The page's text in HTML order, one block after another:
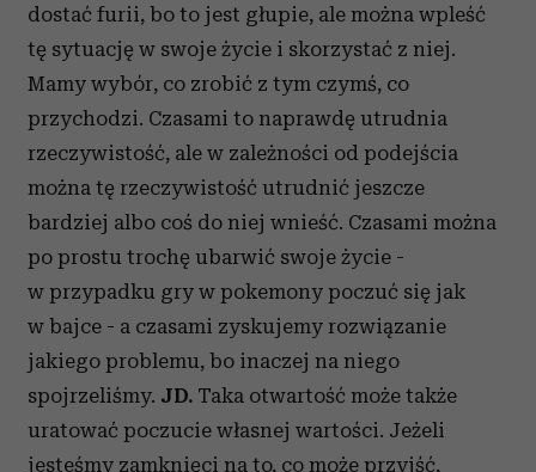
dostać furii, bo to jest głupie, ale można wpleść
tę sytuację w swoje życie i skorzystać z niej.
Mamy wybór, co zrobić z tym czymś, co
przychodzi. Czasami to naprawdę utrudnia
rzeczywistość, ale w zależności od podejścia
można tę rzeczywistość utrudnić jeszcze
bardziej albo coś do niej wnieść. Czasami można
po prostu trochę ubarwić swoje życie -
w przypadku gry w pokemony poczuć się jak
w bajce - a czasami zyskujemy rozwiązanie
jakiego problemu, bo inaczej na niego
spojrzeliśmy. JD. Taka otwartość może także
uratować poczucie własnej wartości. Jeżeli
jesteśmy zamknięci na to, co może przyjść,